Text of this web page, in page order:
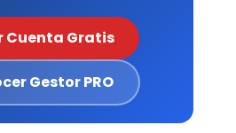
Cuenta Gratis
Gestor PRO